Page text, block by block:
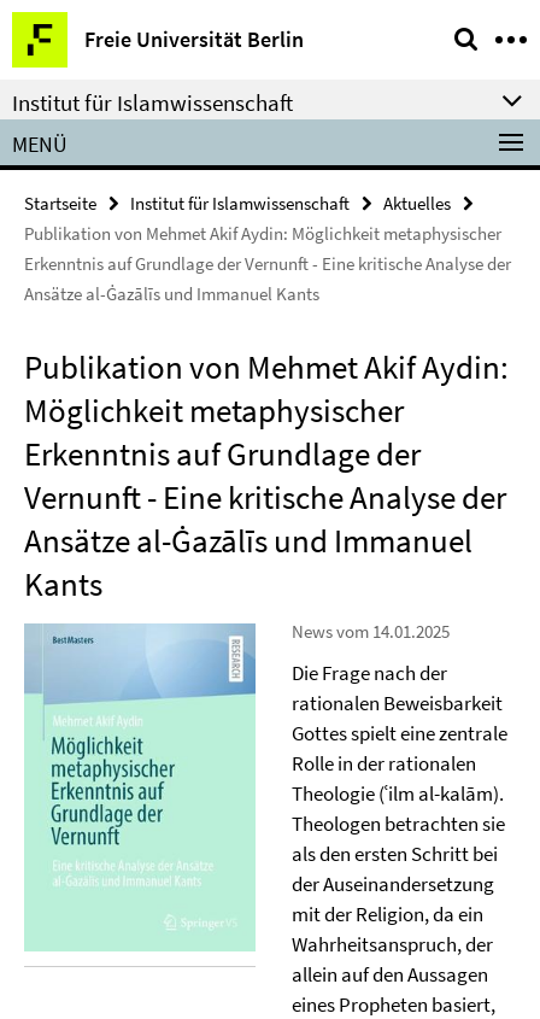
Springe
direkt
zu
Inhalt
Freie Universität Berlin
Service-
Navigation
Institut für Islamwissenschaft
MENÜ
Startseite Institut für Islamwissenschaft
Aktuelles
Publikation von Mehmet Akif Aydin: Möglichkeit metaphysischer
Erkenntnis auf Grundlage der Vernunft - Eine kritische Analyse der
Ansätze al-Ġazālīs und Immanuel Kants
Publikation von Mehmet Akif Aydin:
Möglichkeit metaphysischer
Erkenntnis auf Grundlage der
Vernunft - Eine kritische Analyse der
Ansätze al-Ġazālīs und Immanuel
Kants
News vom 14.01.2025
Die Frage nach der
rationalen Beweisbarkeit
Gottes spielt eine zentrale
Rolle in der rationalen
Theologie (ʿilm al-kalām).
Theologen betrachten sie
als den ersten Schritt bei
der Auseinandersetzung
mit der Religion, da ein
Wahrheitsanspruch, der
allein auf den Aussagen
eines Propheten basiert,